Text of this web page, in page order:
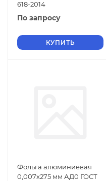
618-2014
По запросу
КУПИТЬ
Фольга алюминиевая
0,007х275 мм АД0 ГОСТ